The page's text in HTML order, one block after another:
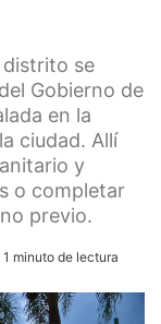
distrito se
Gobierno de
en la
ciudad. Allí
y
o completar
previo.
1 minuto de lectura